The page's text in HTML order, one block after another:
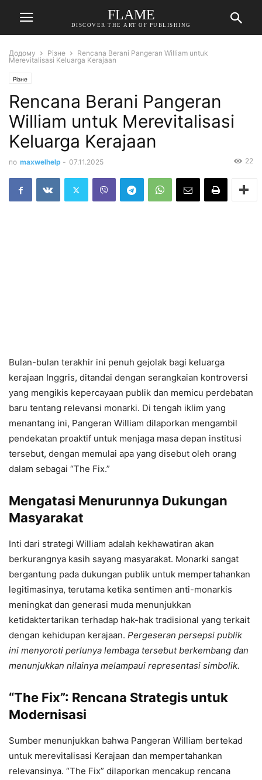
FLAME
DISCOVER THE ART OF PUBLISHING
Додому Різне
Rencana Berani Pangeran William untuk
Merevitalisasi Keluarga Kerajaan
Різне
Rencana Berani Pangeran
William untuk Merevitalisasi
Keluarga Kerajaan
по maxwelhelp - 07.11.2025 22
Bulan-bulan terakhir ini penuh gejolak bagi keluarga
kerajaan Inggris, ditandai dengan serangkaian kontroversi
yang mengikis kepercayaan publik dan memicu perdebatan
baru tentang relevansi monarki. Di tengah iklim yang
menantang ini, Pangeran William dilaporkan mengambil
pendekatan proaktif untuk menjaga masa depan institusi
tersebut, dengan memulai apa yang disebut oleh orang
dalam sebagai “The Fix.”
Mengatasi Menurunnya Dukungan
Masyarakat
Inti dari strategi William adalah kekhawatiran akan
berkurangnya kasih sayang masyarakat. Monarki sangat
bergantung pada dukungan publik untuk mempertahankan
legitimasinya, terutama ketika sentimen anti-monarkis
meningkat dan generasi muda menunjukkan
ketidaktertarikan terhadap hak-hak tradisional yang terkait
dengan kehidupan kerajaan. Pergeseran persepsi publik
ini menyoroti perlunya lembaga tersebut berkembang dan
menunjukkan nilainya melampaui representasi simbolik.
“The Fix”: Rencana Strategis untuk
Modernisasi
Sumber menunjukkan bahwa Pangeran William bertekad
untuk merevitalisasi Kerajaan dan mempertahankan
relevansinya. “The Fix” dilaporkan mencakup rencana